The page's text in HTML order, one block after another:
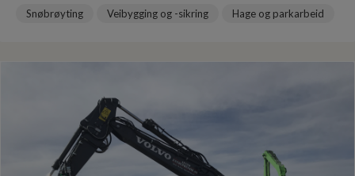
Hage og parkarbeid
Veibygging og -sikring
Snøbrøyting